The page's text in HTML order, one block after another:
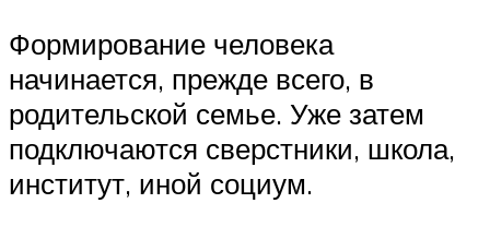
Формирование человека
начинается, прежде всего, в
родительской семье. Уже затем
подключаются сверстники, школа,
институт, иной социум.